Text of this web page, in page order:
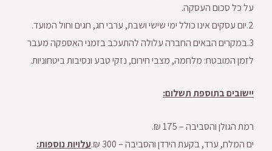
על כל סכום העסקה.
2.יום עסקים אינו כולל ימי שישי ושבת, ערבי חג, חגים וחול המועד.
3.במקרים הבאים החברה עלולה להתעכב בזמני האספקה מעבר
לזמן המובטח: מלחמה, מצבי חירום, נזקי טבע ונסיבות ביטחוניות.
יישובים בתוספת תשלום:
רמת הגולן והסביבה – 175 ₪.
ים המלח, ערד, בקעת הירדן והסביבה – 300 ₪.
עלויות נוספות: